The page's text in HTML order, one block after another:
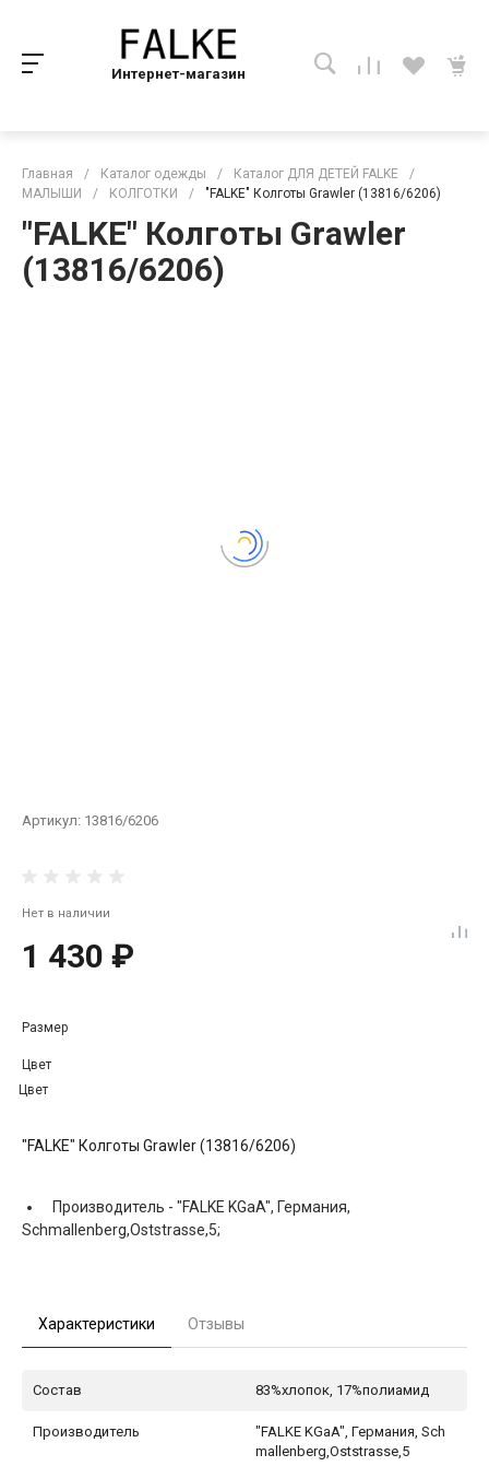
Интернет-магазин
Главная / Каталог одежды / Каталог ДЛЯ ДЕТЕЙ FALKE
/
МАЛЫШИ
/ КОЛГОТКИ / "FALKE" Колготы Grawler (13816/6206)
"FALKE" Колготы Grawler
(13816/6206)
Артикул: 13816/6206
Нет в наличии
1 430 ₽
Размер
Цвет
Цвет
"FALKE" Колготы Grawler (13816/6206)
Производитель - "FALKE KGaA", Германия,
Schmallenberg,Oststrasse,5;
Характеристики Отзывы
Состав 83%хлопок, 17%полиамид
Производитель
"FALKE KGaA", Германия, Sch
mallenberg,Oststrasse,5